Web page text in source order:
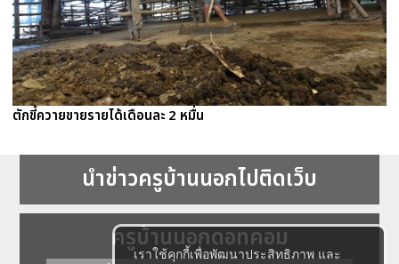
เราใช้คุกกี้เพื่อพัฒนาประสิทธิภาพ และ
ตักขี้ควายขายรายได้เดือนละ 2 หมื่น
นำข่าวครูบ้านนอกไปติดเว็บ
ครูบ้านนอกดอทคอม